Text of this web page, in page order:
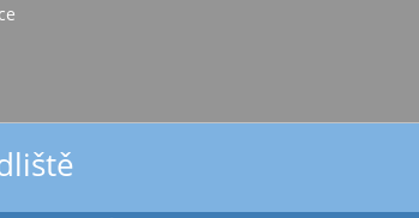
příspěvková organizace